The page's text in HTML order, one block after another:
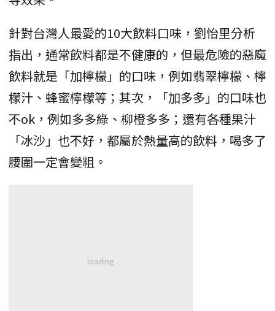
針對台灣人最愛的10大飲料口味，劉怡里分析
指出，通常飲料都是不健康的，但最危險的惡魔
飲料就是「加檸檬」的口味，例如翡翠檸檬、檸
檬汁、蜂蜜檸檬等；其次，「加多多」的口味也
不ok，例如多多綠、柳橙多多；還有各種果汁
「冰沙」也不好，都屬於熱量高的飲料，喝多了
腰圍一定會變粗。